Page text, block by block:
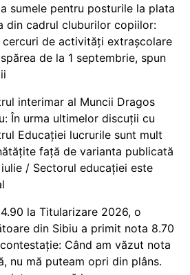
sumele pentru posturile la plata
din cadrul cluburilor copiilor:
cercuri de activități extrașcolare
de la 1 septembrie, spun
interimar al Muncii Dragos
În urma ultimelor discuții cu
Educației lucrurile sunt mult
față de varianta publicată
iulie / Sectorul educației este
la Titularizare 2026, o
din Sibiu a primit nota 8.70
Când am văzut nota
nu mă puteam opri din plâns.